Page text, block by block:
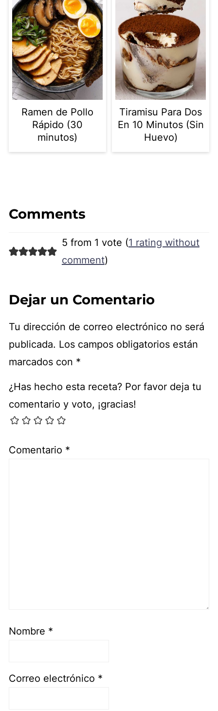
Ramen de Pollo
Rápido (30
minutos)
Tiramisu Para Dos
En 10 Minutos (Sin
Huevo)
Comments
5 from 1 vote (1 rating without
comment)
Dejar un Comentario
Tu dirección de correo electrónico no será
publicada. Los campos obligatorios están
marcados con *
¿Has hecho esta receta? Por favor deja tu
comentario y voto, ¡gracias!
Comentario *
Nombre *
Correo electrónico *